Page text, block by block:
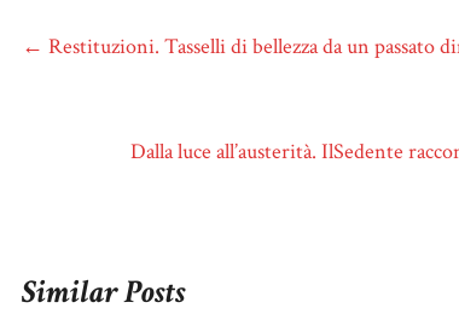
← Restituzioni. Tasselli di bellezza da un passato
Dalla luce all’austerità. IlSedente
Similar Posts